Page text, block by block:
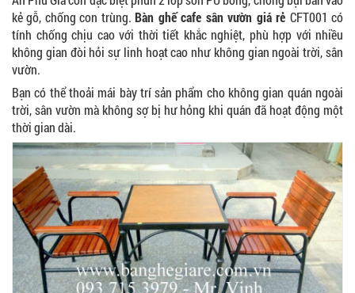
kẻ gỗ, chống con trùng.Bàn ghế cafe sân vườn giá rẻ CFT001 có
tính chống chịu cao với thời tiết khắc nghiệt, phù hợp với nhiều
không gian đòi hỏi sự linh hoạt cao như không gian ngoài trời, sân
vườn.
Bạn có thể thoải mái bày trí sản phẩm cho không gian quán ngoài
trời, sân vườn mà không sợ bị hư hỏng khi quán đã hoạt động một
thời gian dài.